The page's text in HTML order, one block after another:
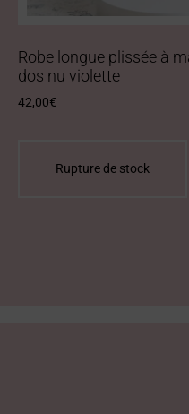
Robe longue plissée à
dos nu violette
42,00€